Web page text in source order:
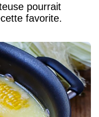
pourrait
favorite.